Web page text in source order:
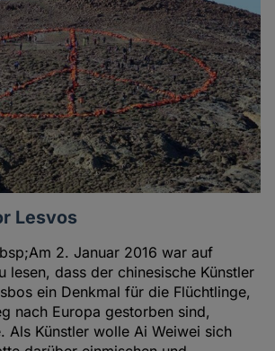
Lesvos
2. Januar 2016 war auf
lesen, dass der chinesische Künstler
ein Denkmal für die Flüchtlinge,
nach Europa gestorben sind,
Als Künstler wolle Ai Weiwei sich